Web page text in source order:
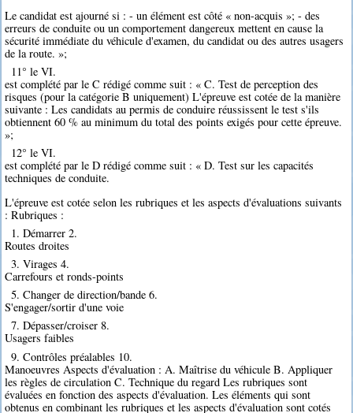
Le candidat est ajourné si : - un élément est côté « non-acquis »; - des
erreurs de conduite ou un comportement dangereux mettent en cause la
sécurité immédiate du véhicule d'examen, du candidat ou des autres usagers
de la route. »;
11° le VI.
est complété par le C rédigé comme suit : « C. Test de perception des
risques (pour la catégorie B uniquement) L'épreuve est cotée de la manière
suivante : Les candidats au permis de conduire réussissent le test s'ils
obtiennent 60 % au minimum du total des points exigés pour cette épreuve.
»;
12° le VI.
est complété par le D rédigé comme suit : « D. Test sur les capacités
techniques de conduite.
L'épreuve est cotée selon les rubriques et les aspects d'évaluations suivants
: Rubriques :
1. Démarrer 2.
Routes droites
3. Virages 4.
Carrefours et ronds-points
5. Changer de direction/bande 6.
S'engager/sortir d'une voie
7. Dépasser/croiser 8.
Usagers faibles
9. Contrôles préalables 10.
Manoeuvres Aspects d'évaluation : A. Maîtrise du véhicule B. Appliquer
les règles de circulation C. Technique du regard Les rubriques sont
évaluées en fonction des aspects d'évaluation. Les éléments qui sont
obtenus en combinant les rubriques et les aspects d'évaluation sont cotés